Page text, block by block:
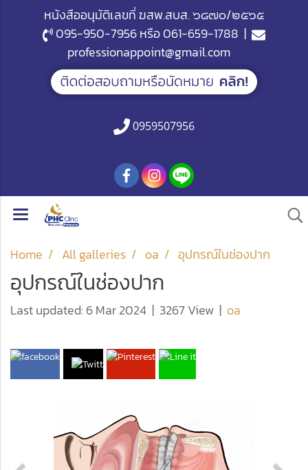
หนังสืออนุมัติเลขที่ ฆสพ.สบส. ๖๘๗๐/๒๕๖๕
095-950-7956หรือ061-659-1788 |
professionappoint@gmail.com
0959507956
Home All galleries oa อุปกรณ์ในช่องปาก
อุปกรณ์ในช่องปาก
Last updated: 6 Mar 2024 | 3267 View | oa